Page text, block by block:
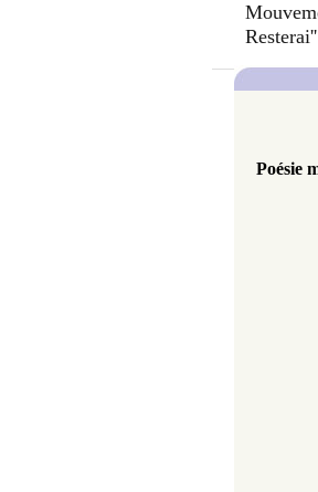
Resterai''
Poésie